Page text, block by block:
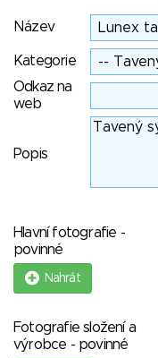
Název
Kategorie
Odkaz na
web
Popis
Hlavní fotografie -
povinné
Nahrát
Fotografie složení a
výrobce - povinné